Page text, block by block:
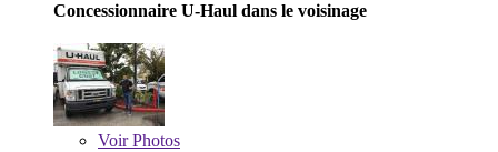
Concessionnaire U-Haul dans le voisinage
VoirPhotos